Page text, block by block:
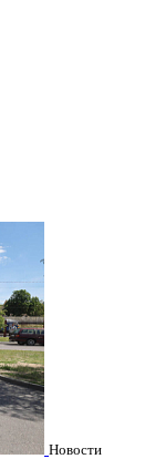
Новости